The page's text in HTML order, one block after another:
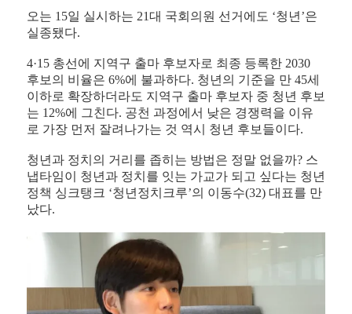
오는 15일 실시하는 21대 국회의원 선거에도 ‘청년’은
실종됐다.
4·15 총선에 지역구 출마 후보자로 최종 등록한 2030
후보의 비율은 6%에 불과하다. 청년의 기준을 만 45세
이하로 확장하더라도 지역구 출마 후보자 중 청년 후보
는 12%에 그친다. 공천 과정에서 낮은 경쟁력을 이유
로 가장 먼저 잘려나가는 것 역시 청년 후보들이다.
청년과 정치의 거리를 좁히는 방법은 정말 없을까? 스
냅타임이 청년과 정치를 잇는 가교가 되고 싶다는 청년
정책 싱크탱크 ‘청년정치크루’의 이동수(32) 대표를 만
났다.